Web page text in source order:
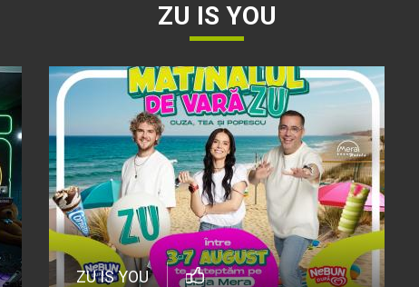
ZU IS YOU
ZU IS YOU